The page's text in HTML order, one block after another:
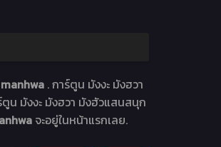
. การ์ตูน มังงะ มังฮวา
น มังงะ มังฮวา มังฮัวแสนสนุก
จะอยู่ในหน้าแรกเลย.